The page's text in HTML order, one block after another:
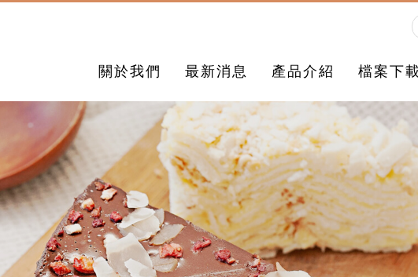
關於我們 最新消息 產品介紹 檔案下